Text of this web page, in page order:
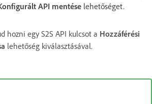
API mentése lehetőséget.
hozni egy S2S API kulcsot a Hozzáférési
lehetőség kiválasztásával.